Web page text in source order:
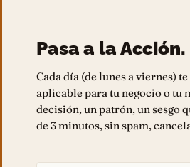
Pasa a la Acción.
Cada día (de lunes a viernes)
aplicable para tu negocio o tu
decisión, un patrón, un sesgo
de 3 minutos, sin spam,